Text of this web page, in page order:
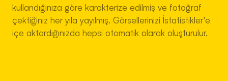
kullandığınıza göre karakterize edilmiş ve fotoğraf
çektiğiniz her yıla yayılmış. Görsellerinizi İstatistikler'e
içe aktardığınızda hepsi otomatik olarak oluşturulur.